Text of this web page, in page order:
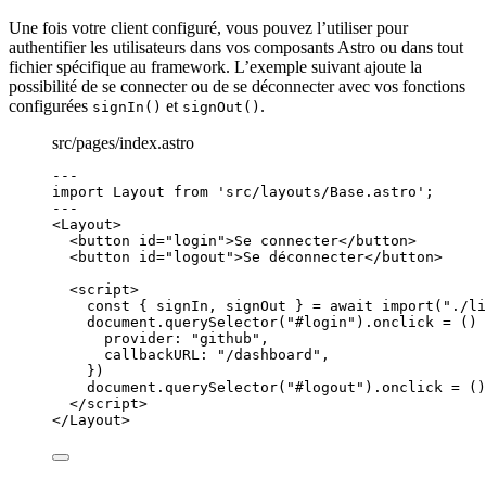
Une fois votre client configuré, vous pouvez l’utiliser pour
authentifier les utilisateurs dans vos composants Astro ou dans tout
fichier spécifique au framework. L’exemple suivant ajoute la
possibilité de se connecter ou de se déconnecter avec vos fonctions
configurées signIn() et signOut() .
src/pages/index.astro
---
import Layout from ' src/layouts/Base.astro ' ;
---
<Layout>
<button id=" login ">Se connecter</ button>
<button id=" logout ">Se déconnecter</ button>
<script>
const { signIn , signOut } = await import ( " ./
document . querySelector( "#login " ) . onclick =
()
provider:
"github " ,
callbackURL:
" /dashboard " ,
})
document . querySelector( "#logout " ) . onclick =
()
</script>
</Layout>